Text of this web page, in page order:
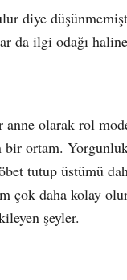
diye
da ilgi odağı
anne olarak rol
bir ortam.
tutup üstümü
çok daha kolay
şeyler.